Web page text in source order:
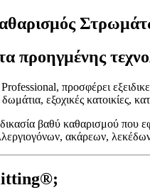
προηγμένης
προσφέρει
εξοχικές
βαθύ καθαρισμού που
ακάρεων,